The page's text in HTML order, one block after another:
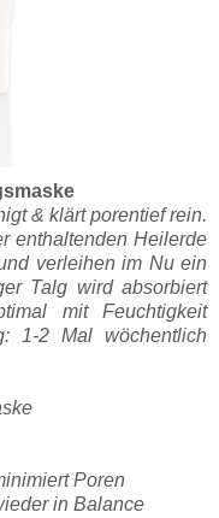
& klärt porentief rein.
enthaltenden Heilerde
verleihen im Nu ein
Talg wird absorbiert
mit Feuchtigkeit
1-2 Mal wöchentlich
Poren
in Balance